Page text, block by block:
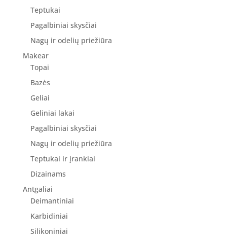
Teptukai
Pagalbiniai skysčiai
Nagų ir odelių priežiūra
Makear
Topai
Bazės
Geliai
Geliniai lakai
Pagalbiniai skysčiai
Nagų ir odelių priežiūra
Teptukai ir įrankiai
Dizainams
Antgaliai
Deimantiniai
Karbidiniai
Silikoniniai